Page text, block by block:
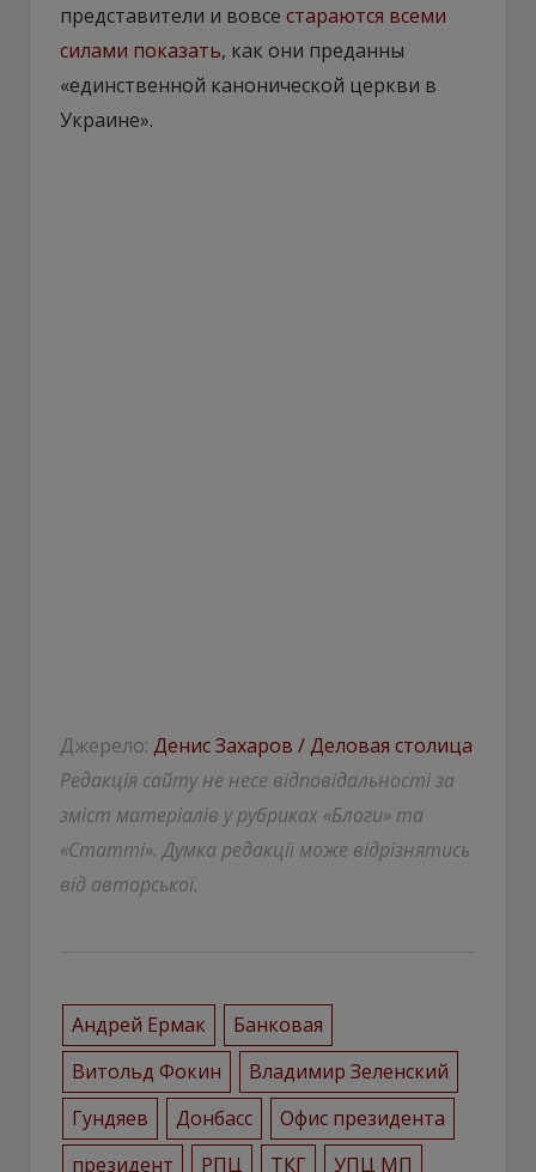
представители и вовсе стараются всеми
силами показать, как они преданны
«единственной канонической церкви в
Украине».
Джерело: Денис Захаров / Деловая столица
Редакція сайту не несе відповідальності за
зміст матеріалів у рубриках «Блоги» та
«Статті». Думка редакції може відрізнятись
від авторської.
Андрей Ермак
Банковая
Витольд Фокин
Владимир Зеленский
Гундяев
Донбасс
Офис президента
президент
РПЦ ТКГ
УПЦ МП